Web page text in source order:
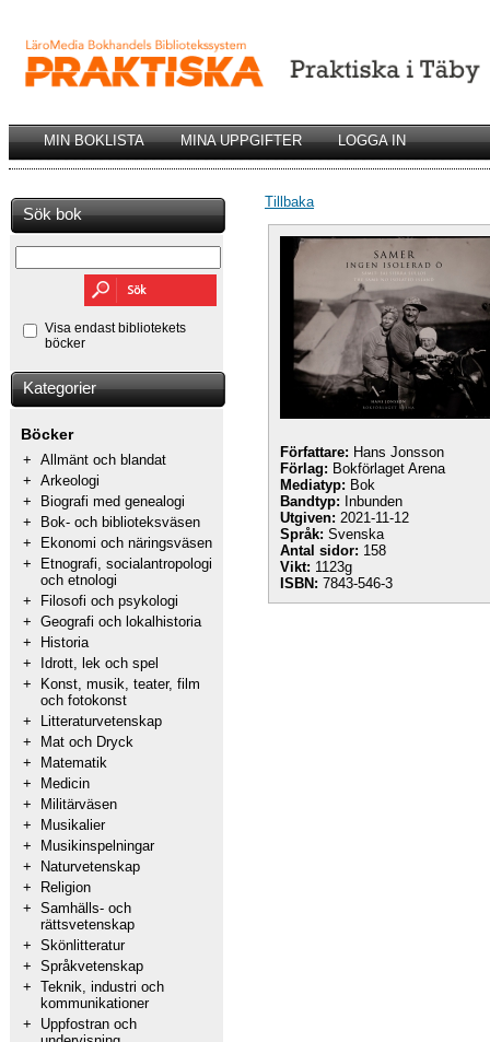
MIN BOKLISTA MINA UPPGIFTER LOGGA IN
Sök bok
Visa endast bibliotekets
böcker
Kategorier
Böcker
+ Allmänt och blandat
+ Arkeologi
+
Biografi med genealogi
+
Bok- och biblioteksväsen
+
Ekonomi och näringsväsen
+
Etnografi, socialantropologi
och etnologi
+
Filosofi och psykologi
+ Geografi och lokalhistoria
+
Historia
+
Idrott, lek och spel
+
Konst, musik, teater, film
och fotokonst
+
Litteraturvetenskap
+
Mat och Dryck
+
Matematik
+
Medicin
+
Militärväsen
+
Musikalier
+
Musikinspelningar
+
Naturvetenskap
+
Religion
+ Samhälls- och
rättsvetenskap
+ Skönlitteratur
+ Språkvetenskap
+ Teknik, industri och
kommunikationer
+
Uppfostran och
Tillbaka
Författare: Hans Jonsson
Förlag: Bokförlaget Arena
Mediatyp: Bok
Bandtyp: Inbunden
Utgiven: 2021-11-12
Språk: Svenska
Antal sidor: 158
Vikt: 1123g
ISBN: 7843-546-3